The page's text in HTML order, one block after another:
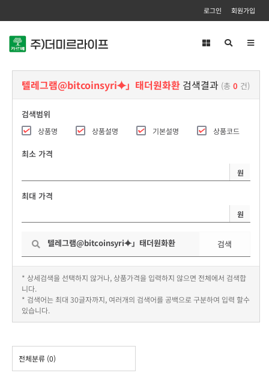
로그인 회원가입
텔레그램@bitcoinsyri⯌」태더원화환 검색결과 (총 0 건)
검색범위
상품명 상품설명 기본설명 상품코드
최소 가격
원
최대 가격
원
검색
* 상세검색을 선택하지 않거나, 상품가격을 입력하지 않으면 전체에서 검색합
니다.
* 검색어는 최대 30글자까지, 여러개의 검색어를 공백으로 구분하여 입력 할수
있습니다.
전체분류 (0)